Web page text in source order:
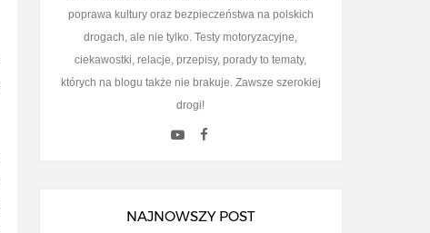
poprawa kultury oraz bezpieczeństwa na polskich
drogach, ale nie tylko. Testy motoryzacyjne,
ciekawostki, relacje, przepisy, porady to tematy,
których na blogu także nie brakuje. Zawsze szerokiej
drogi!
NAJNOWSZY POST